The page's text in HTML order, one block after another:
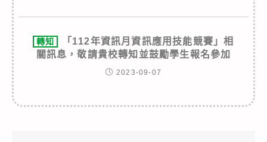
轉知
「112年資訊月資訊應用技能競賽」相
關訊息，敬請貴校轉知並鼓勵學生報名參加
2023-09-07